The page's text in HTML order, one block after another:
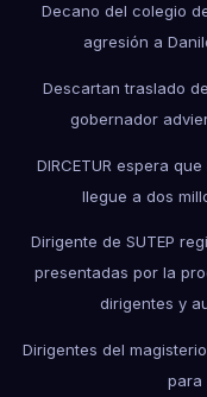
Decano del colegio
agresión a
Descartan traslado
gobernador
DIRCETUR espera
llegue a dos
Dirigente de SUTEP
presentadas por la
dirigentes y
Dirigentes del
para